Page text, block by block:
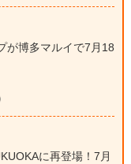
が博多マルイで7月18
に再登場！7月